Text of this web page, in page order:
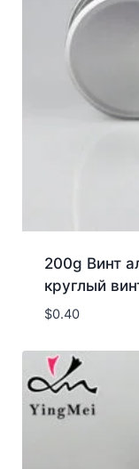
200g Винт
круглый
$0.40